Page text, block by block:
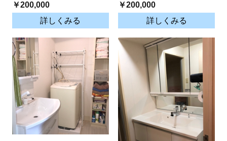
￥200,000
詳しくみる
￥200,000
詳しくみる